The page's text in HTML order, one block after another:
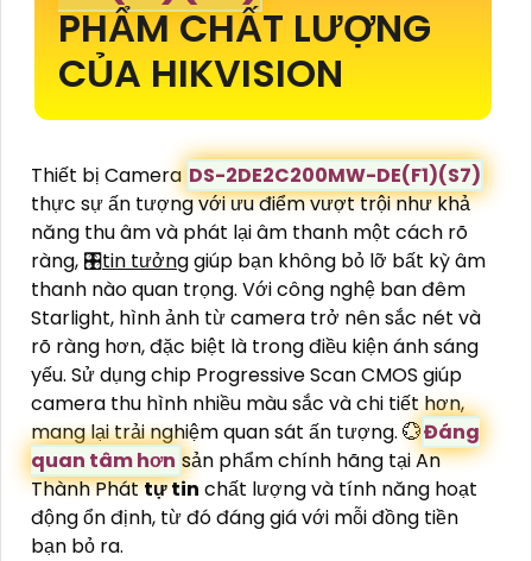
PHẨM CHẤT LƯỢNG
CỦA HIKVISION
Thiết bị Camera DS-2DE2C200MW-DE(F1)(S7)
thực sự ấn tượng với ưu điểm vượt trội như khả
năng thu âm và phát lại âm thanh một cách rõ
ràng, 🎛tin tưởnggiúp bạn không bỏ lỡ bất kỳ âm
thanh nào quan trọng. Với công nghệ ban đêm
Starlight, hình ảnh từ camera trở nên sắc nét và
rõ ràng hơn, đặc biệt là trong điều kiện ánh sáng
yếu. Sử dụng chip Progressive Scan CMOS giúp
camera thu hình nhiều màu sắc và chi tiết hơn,
mang lại trải nghiệm quan sát ấn tượng. 💮Đáng
quan tâm hơn sản phẩm chính hãng tại An
Thành Pháttự tin chất lượng và tính năng hoạt
động ổn định, từ đó đáng giá với mỗi đồng tiền
bạn bỏ ra.